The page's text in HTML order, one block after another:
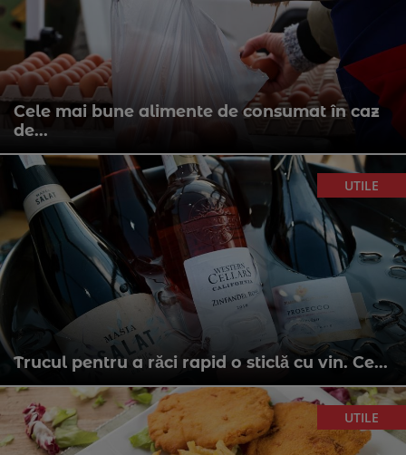
Cele mai bune alimente de consumat în caz
de...
UTILE
Trucul pentru a răci rapid o sticlă cu vin. Ce...
UTILE